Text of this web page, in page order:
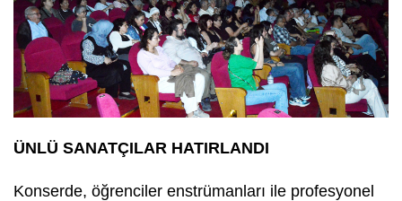
ÜNLÜ SANATÇILAR HATIRLANDI
Konserde, öğrenciler enstrümanları ile profesyonel